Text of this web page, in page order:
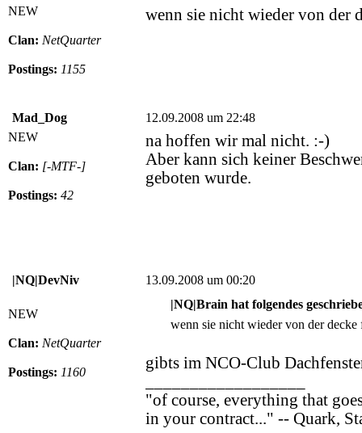
NEW
Clan: NetQuarter
Postings: 1155
wenn sie nicht wieder von der
Mad_Dog
12.09.2008 um 22:48
NEW
Clan: [-MTF-]
Postings: 42
na hoffen wir mal nicht. :-)
Aber kann sich keiner
geboten wurde.
|NQ|DevNiv 13.09.2008 um 00:20
NEW
Clan: NetQuarter
Postings: 1160
|NQ|Brain hat folgendes
wenn sie nicht wieder von der decke
gibts im NCO-Club
"of course, everything that
in your contract..." -- Quark,